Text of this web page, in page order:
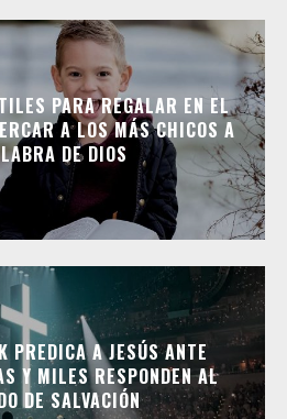
PARA REGALAR EN EL
A LOS MÁS CHICOS A
DE DIOS
PREDICA A JESÚS ANTE
Y MILES RESPONDEN AL
DE SALVACIÓN